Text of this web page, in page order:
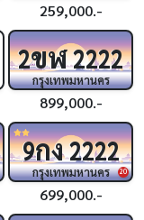
259,000.-
2ขฬ2222
กรุงเทพมหานคร
899,000.-
20
9กง2222
กรุงเทพมหานคร
699,000.-